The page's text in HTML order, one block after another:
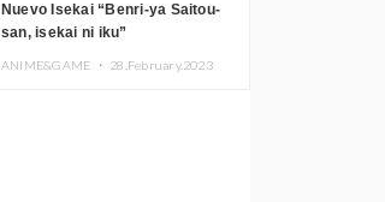
Nuevo Isekai “Benri-ya Saitou-
san, isekai ni iku”
ANIME&GAME ・ 28.February.2023